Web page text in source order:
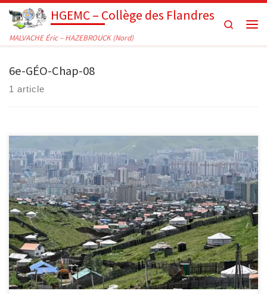
Passer au contenuHGEMC – Collège des Flandres
MALVACHE Éric – HAZEBROUCK (Nord)
Search
6e-GÉO-Chap-08
1 article